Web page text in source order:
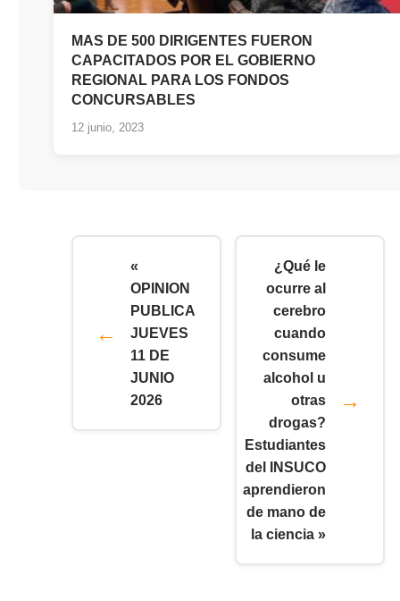
MAS DE 500 DIRIGENTES FUERON
CAPACITADOS POR EL GOBIERNO
REGIONAL PARA LOS FONDOS
CONCURSABLES
12 junio, 2023
«
OPINION
PUBLICA
JUEVES
11 DE
JUNIO
2026
¿Qué le
ocurre al
cerebro
cuando
consume
alcohol u
otras
drogas?
Estudiantes
del INSUCO
aprendieron
de mano de
la ciencia »